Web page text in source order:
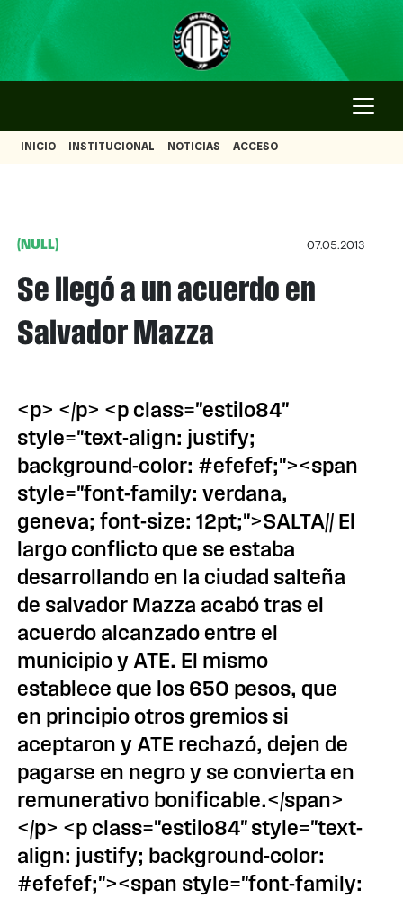
INICIO INSTITUCIONAL NOTICIAS ACCESO
(NULL) 07.05.2013
Se llegó a un acuerdo en
Salvador Mazza
<p> </p> <p class="estilo84"
style="text-align: justify;
background-color: #efefef;"><span
style="font-family: verdana,
geneva; font-size: 12pt;">SALTA// El
largo conflicto que se estaba
desarrollando en la ciudad salteña
de salvador Mazza acabó tras el
acuerdo alcanzado entre el
municipio y ATE. El mismo
establece que los 650 pesos, que
en principio otros gremios si
aceptaron y ATE rechazó, dejen de
pagarse en negro y se convierta en
remunerativo bonificable.</span>
</p> <p class="estilo84" style="text-
align: justify; background-color:
#efefef;"><span style="font-family: